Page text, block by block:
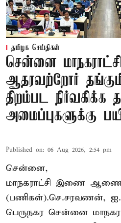
தமிழக செய்திகள்
சென்னை
ஆதரவற்றோர்
திறம்பட நிர்வகிக்க
அமைப்புகளுக்கு
Published on: 06 Aug 2026, 2:54 pm
சென்னை,
மாநகராட்சி இணை
(பணிகள்).செ.சரவணன்,
பெருநகர சென்னை